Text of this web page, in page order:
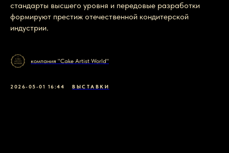
стандарты высшего уровня и передовые разработки
формируют престиж отечественной кондитерской
индустрии.
компания "Cake Artist World"
2026-05-01 16:44 ВЫСТАВКИ